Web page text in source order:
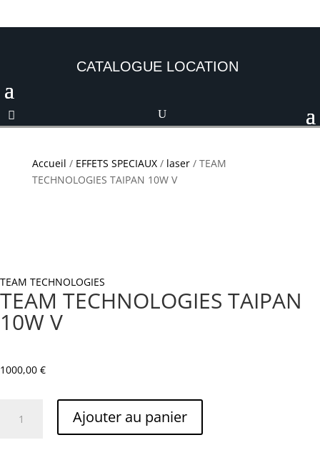
CATALOGUE LOCATION
Accueil / EFFETS SPECIAUX/ laser/ TEAM
TECHNOLOGIES TAIPAN 10W V
TEAM TECHNOLOGIES
TEAM TECHNOLOGIES TAIPAN
10W V
1000,00 €
Ajouter au panier